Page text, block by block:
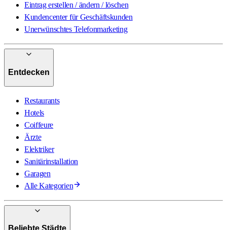
Eintrag erstellen / ändern / löschen
Kundencenter für Geschäftskunden
Unerwünschtes Telefonmarketing
Entdecken
Restaurants
Hotels
Coiffeure
Ärzte
Elektriker
Sanitärinstallation
Garagen
Alle Kategorien